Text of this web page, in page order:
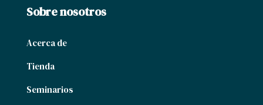
Sobre nosotros
Acerca de
Tienda
Seminarios